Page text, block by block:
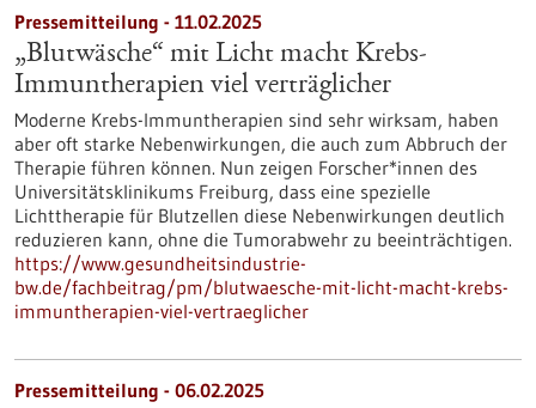
Pressemitteilung - 11.02.2025
„Blutwäsche“ mit Licht macht Krebs-
Immuntherapien viel verträglicher
Moderne Krebs-Immuntherapien sind sehr wirksam, haben
aber oft starke Nebenwirkungen, die auch zum Abbruch der
Therapie führen können. Nun zeigen Forscher*innen des
Universitätsklinikums Freiburg, dass eine spezielle
Lichttherapie für Blutzellen diese Nebenwirkungen deutlich
reduzieren kann, ohne die Tumorabwehr zu beeinträchtigen.
https://www.gesundheitsindustrie-
bw.de/fachbeitrag/pm/blutwaesche-mit-licht-macht-krebs-
immuntherapien-viel-vertraeglicher
Pressemitteilung - 06.02.2025